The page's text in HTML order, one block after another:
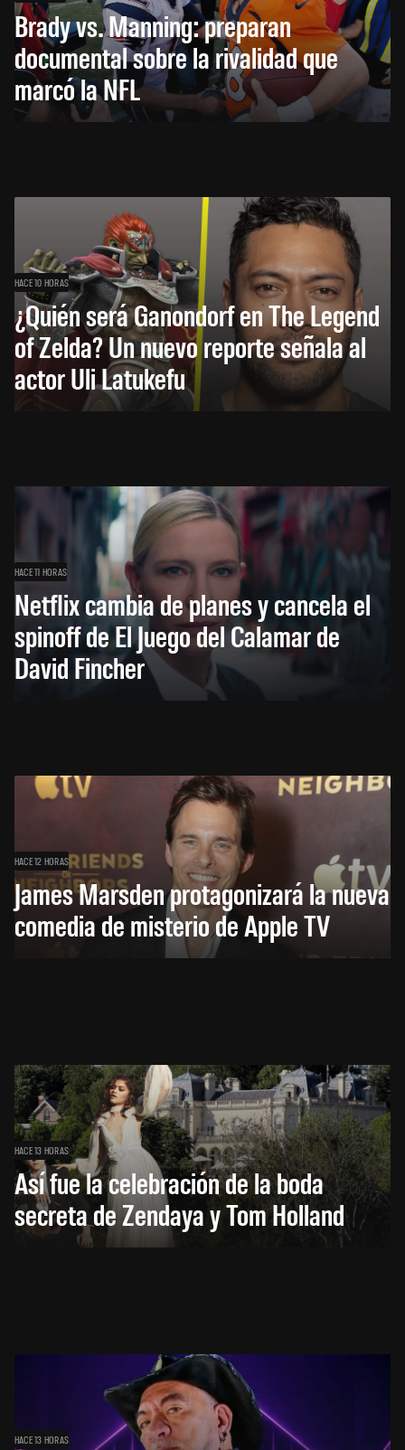
Brady vs. Manning: preparan
documental sobre la rivalidad que
marcó la NFL
HACE 10 HORAS
¿Quién será Ganondorf en The Legend
of Zelda? Un nuevo reporte señala al
actor Uli Latukefu
HACE 11 HORAS
Netflix cambia de planes y cancela el
spinoff de El Juego del Calamar de
David Fincher
HACE 12 HORAS
James Marsden protagonizará la nueva
comedia de misterio de Apple TV
HACE 13 HORAS
Así fue la celebración de la boda
secreta de Zendaya y Tom Holland
HACE 13 HORAS